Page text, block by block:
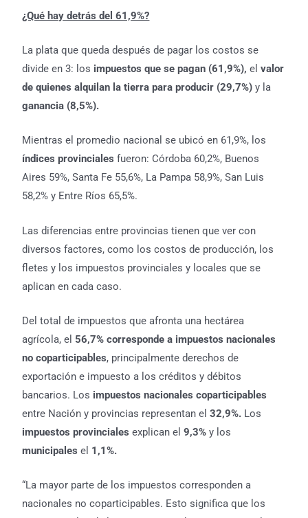
¿Qué hay detrás del 61,9%?
La plata que queda después de pagar los costos se
divide en 3: los impuestos que se pagan (61,9%), elvalor
de quienes alquilan la tierra para producir (29,7%) y la
ganancia (8,5%).
Mientras el promedio nacional se ubicó en 61,9%, los
índices provincialesfueron: Córdoba 60,2%, Buenos
Aires 59%, Santa Fe 55,6%, La Pampa 58,9%, San Luis
58,2% y Entre Ríos 65,5%.
Las diferencias entre provincias tienen que ver con
diversos factores, como los costos de producción, los
fletes y los impuestos provinciales y locales que se
aplican en cada caso.
Del total de impuestos que afronta una hectárea
agrícola, el56,7% corresponde a impuestos nacionales
no coparticipables, principalmente derechos de
exportación e impuesto a los créditos y débitos
bancarios. Los impuestos nacionales coparticipables
entre Nación y provincias representan el32,9%. Los
impuestos provincialesexplican el9,3% y los
municipales el 1,1%.
“La mayor parte de los impuestos corresponden a
nacionales no coparticipables. Esto significa que los